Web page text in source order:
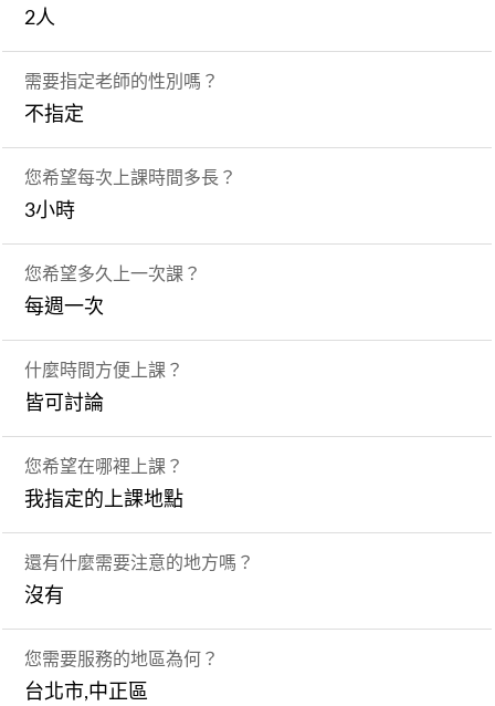
2人
需要指定老師的性別嗎？
不指定
您希望每次上課時間多長？
3小時
您希望多久上一次課？
每週一次
什麼時間方便上課？
皆可討論
您希望在哪裡上課？
我指定的上課地點
還有什麼需要注意的地方嗎？
沒有
您需要服務的地區為何？
台北市,中正區